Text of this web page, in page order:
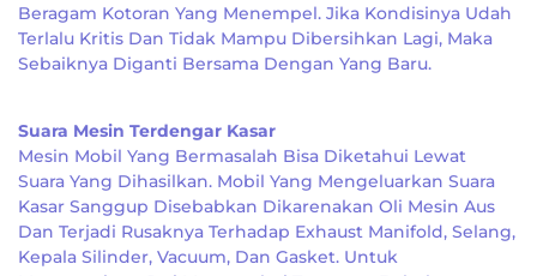
Beragam Kotoran Yang Menempel. Jika Kondisinya Udah
Terlalu Kritis Dan Tidak Mampu Dibersihkan Lagi, Maka
Sebaiknya Diganti Bersama Dengan Yang Baru.
Suara Mesin Terdengar Kasar
Mesin Mobil Yang Bermasalah Bisa Diketahui Lewat
Suara Yang Dihasilkan. Mobil Yang Mengeluarkan Suara
Kasar Sanggup Disebabkan Dikarenakan Oli Mesin Aus
Dan Terjadi Rusaknya Terhadap Exhaust Manifold, Selang,
Kepala Silinder, Vacuum, Dan Gasket. Untuk